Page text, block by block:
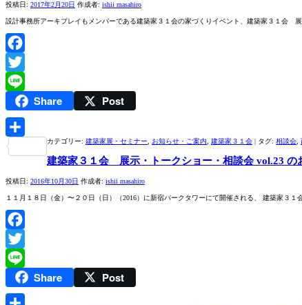
投稿日: 2017年2月20日 作成者: ishii masahiro
設計事務所アーキプレイもメンバーである建築家３１会の家づくりイベント、建築家３１
Facebook
Twitter
Line Share Post
共
有
カテゴリー: 建築家展・セミナー お知らせ・ご案内 建築家３１会 | タグ: 相談会
建築家３１会 展示・トークショー・相談会 vol.23 の
投稿日: 2016年10月30日 作成者: ishii masahiro
１１月１８日（金）〜２０日（日）（2016）に新宿パークタワーにて開催される、 建築家
Facebook
Twitter
Line Share Post